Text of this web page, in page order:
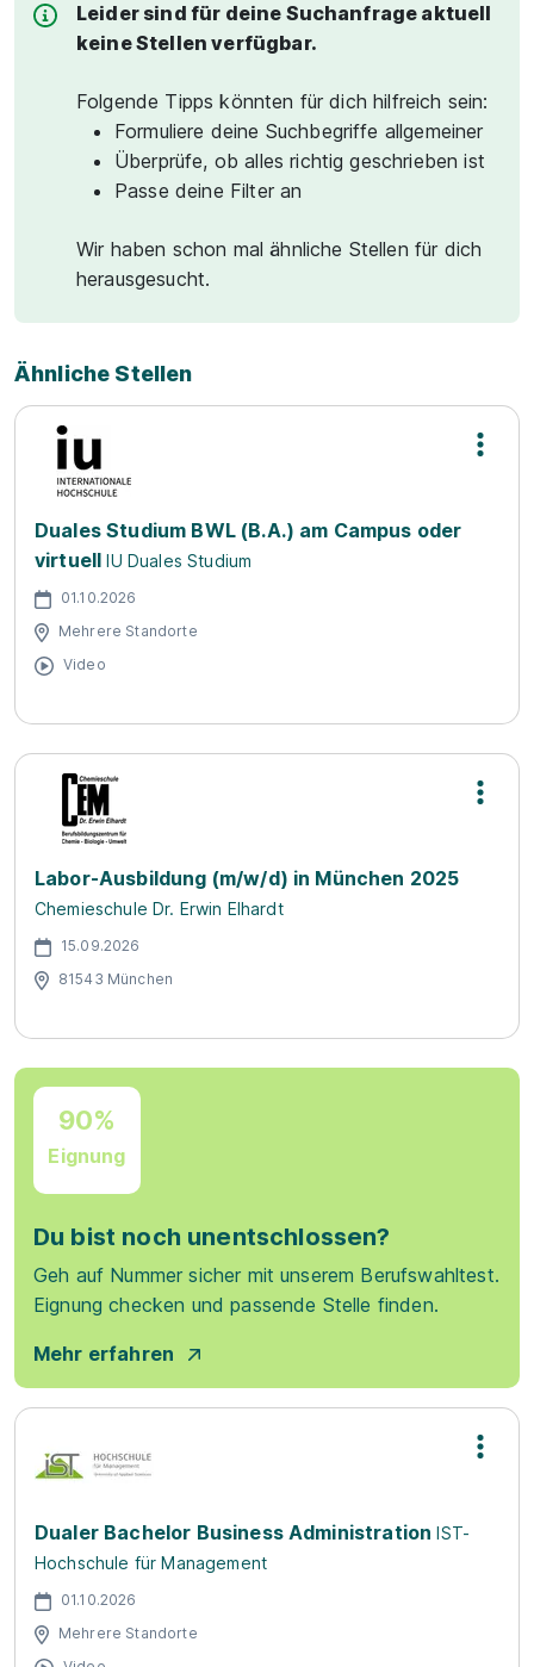
Leider sind für deine Suchanfrage aktuell
keine Stellen verfügbar.
Folgende Tipps könnten für dich hilfreich sein:
Formuliere deine Suchbegriffe allgemeiner
Überprüfe, ob alles richtig geschrieben ist
Passe deine Filter an
Wir haben schon mal ähnliche Stellen für dich
herausgesucht.
Ähnliche Stellen
Duales Studium BWL (B.A.) am Campus oder
virtuell IU Duales Studium
01.10.2026
Mehrere Standorte
Video
Labor-Ausbildung (m/w/d) in München 2025
Chemieschule Dr. Erwin Elhardt
15.09.2026
81543 München
90%
Eignung
Du bist noch unentschlossen?
Geh auf Nummer sicher mit unserem Berufswahltest.
Eignung checken und passende Stelle finden.
Mehr erfahren
Dualer Bachelor Business Administration IST-
Hochschule für Management
01.10.2026
Mehrere Standorte